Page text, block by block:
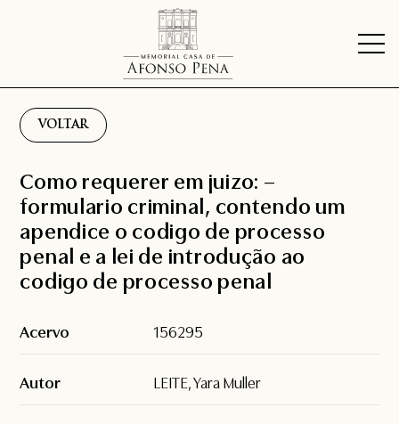
VOLTAR
Como requerer em juizo: –
formulario criminal, contendo um
apendice o codigo de processo
penal e a lei de introdução ao
codigo de processo penal
Acervo 156295
Autor LEITE, Yara Muller